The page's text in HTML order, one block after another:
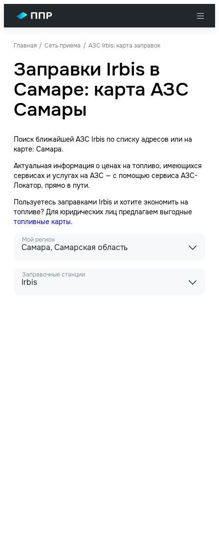
Главная Сеть приема АЗС Irbis: карта заправок
Заправки Irbis в
Самаре: карта АЗС
Самары
Поиск ближайшей АЗС Irbis по списку адресов или на
карте: Самара.
Актуальная информация о ценах на топливо, имеющихся
сервисах и услугах на АЗС — с помощью сервиса АЗС-
Локатор, прямо в пути.
Пользуетесь заправками Irbis и хотите экономить на
топливе? Для юридических лиц предлагаем выгодные
топливные карты.
Мой регион
Самара, Самарская область
Заправочные станции
Irbis